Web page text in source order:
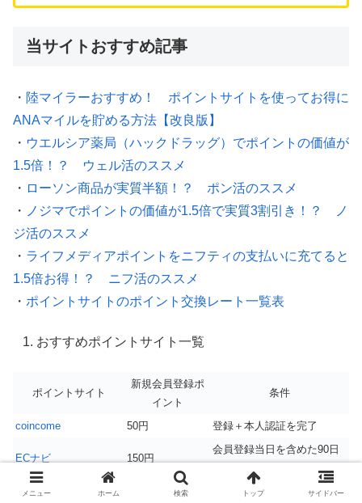
当サイトおすすめ記事
・ 陸マイラーおすすめ！ ポイントサイトを使ってお得に
ANAマイルを貯める方法【改良版】
・ ウエルシア薬局（ハックドラッグ）でポイントの価値が
1.5倍！？ ウェル活のススメ
・ ローソン商品が実質半額！？ ポン活のススメ
・ ノジマでポイントの価値が1.5倍で実質3割引き！？ ノ
ジ活のススメ
・ ライフメディアポイントをニフティの支払いに充てると
1.5倍お得！？ ニフ活のススメ
・ ポイントサイトのポイント交換レート一覧表
おすすめポイントサイト一覧
ポイントサイト
新規会員登録ポ
イント
条件
coincome 50円 登録＋本人認証を完了
ECナビ 150円
会員登録当日を含めた90日
Gポイント
会員登録完了
メニュー ホーム 検索 トップ サイドバー